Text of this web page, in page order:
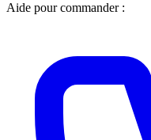
Aide pour commander :